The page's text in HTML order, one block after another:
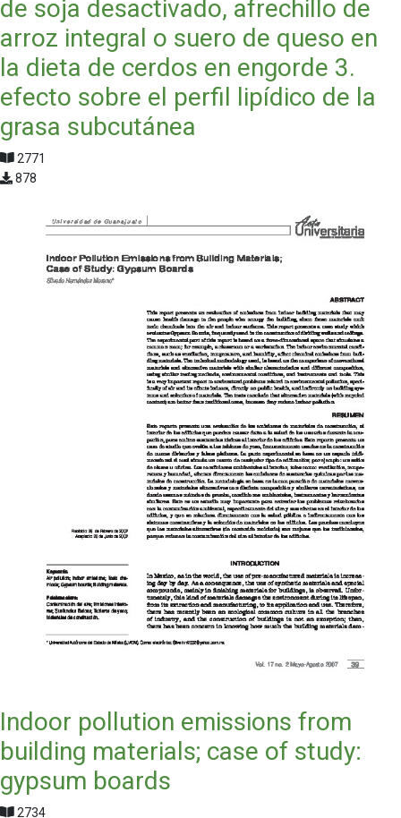
de soja desactivado, afrechillo de
arroz integral o suero de queso en
la dieta de cerdos en engorde 3.
efecto sobre el perfil lipídico de la
grasa subcutánea
2771
878
Indoor pollution emissions from
building materials; case of study:
gypsum boards
2734